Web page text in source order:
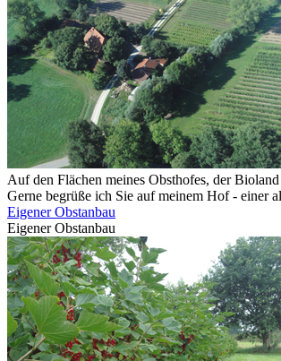
Auf den Flächen meines Obsthofes, der
Gerne begrüße ich Sie auf meinem Hof - einer
Eigener Obstanbau
Eigener Obstanbau